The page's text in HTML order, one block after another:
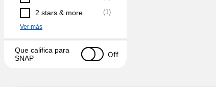
2 stars & more (1)
Ver más
Que califica para
SNAP
Off